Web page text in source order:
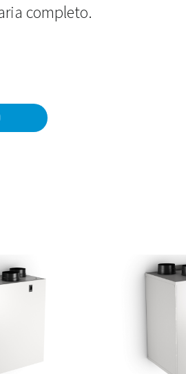
completo.